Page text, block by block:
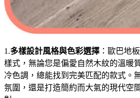
1.多樣設計風格與色彩選擇 ：歐巴地
樣式，無論您是偏愛自然木紋的溫暖
冷色調，總能找到完美匹配的款式。
氛圍，還是打造簡約而大氣的現代空